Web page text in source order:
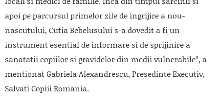
apoi pe parcursul primelor zile de ingrijire a nou-
nascutului, Cutia Bebelusului s-a dovedit a fi un
instrument esential de informare si de sprijinire a
sanatatii copiilor si gravidelor din medii vulnerabile”, a
mentionat Gabriela Alexandrescu, Presedinte Executiv,
Salvati Copiii Romania.